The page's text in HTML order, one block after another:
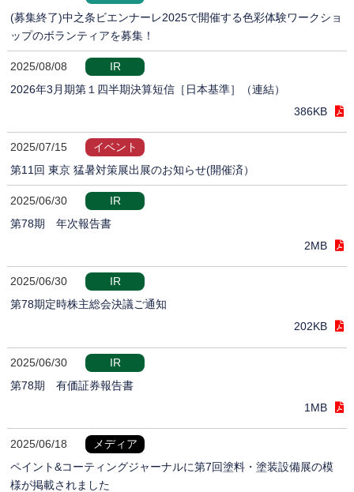
(募集終了)中之条ビエンナーレ2025で開催する色彩体験ワークショ
ップのボランティアを募集！
2025/08/08
IR
2026年3月期第１四半期決算短信［日本基準］（連結）
386KB
2025/07/15
イベント
第11回 東京 猛暑対策展出展のお知らせ(開催済）
2025/06/30
IR
第78期 年次報告書
2MB
2025/06/30
IR
第78期定時株主総会決議ご通知
202KB
2025/06/30
IR
第78期 有価証券報告書
1MB
2025/06/18
メディア
ペイント&コーティングジャーナルに第7回塗料・塗装設備展の模
様が掲載されました